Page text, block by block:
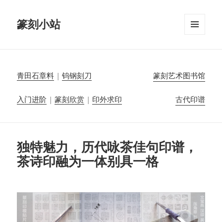
篆刻小站
青田石章料 |钨钢刻刀 篆刻艺术图书馆
入门进阶 |篆刻欣赏 | 印外求印 古代印谱
独特魅力，历代咏茶佳句印谱，
茶诗印融为一体别具一格